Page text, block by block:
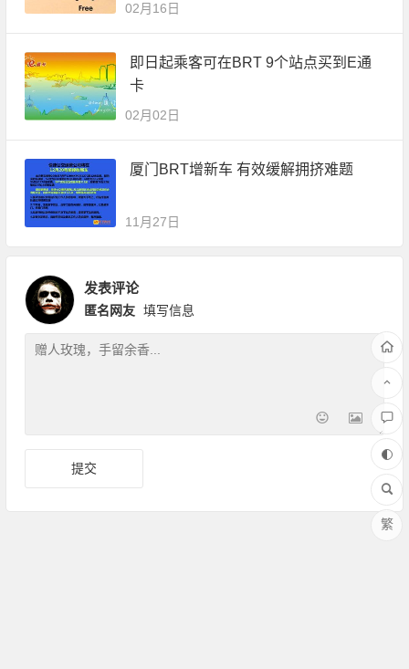
02月16日
即日起乘客可在BRT 9个站点买到E通
卡
02月02日
厦门BRT增新车 有效缓解拥挤难题
11月27日
发表评论
匿名网友 填写信息
繁